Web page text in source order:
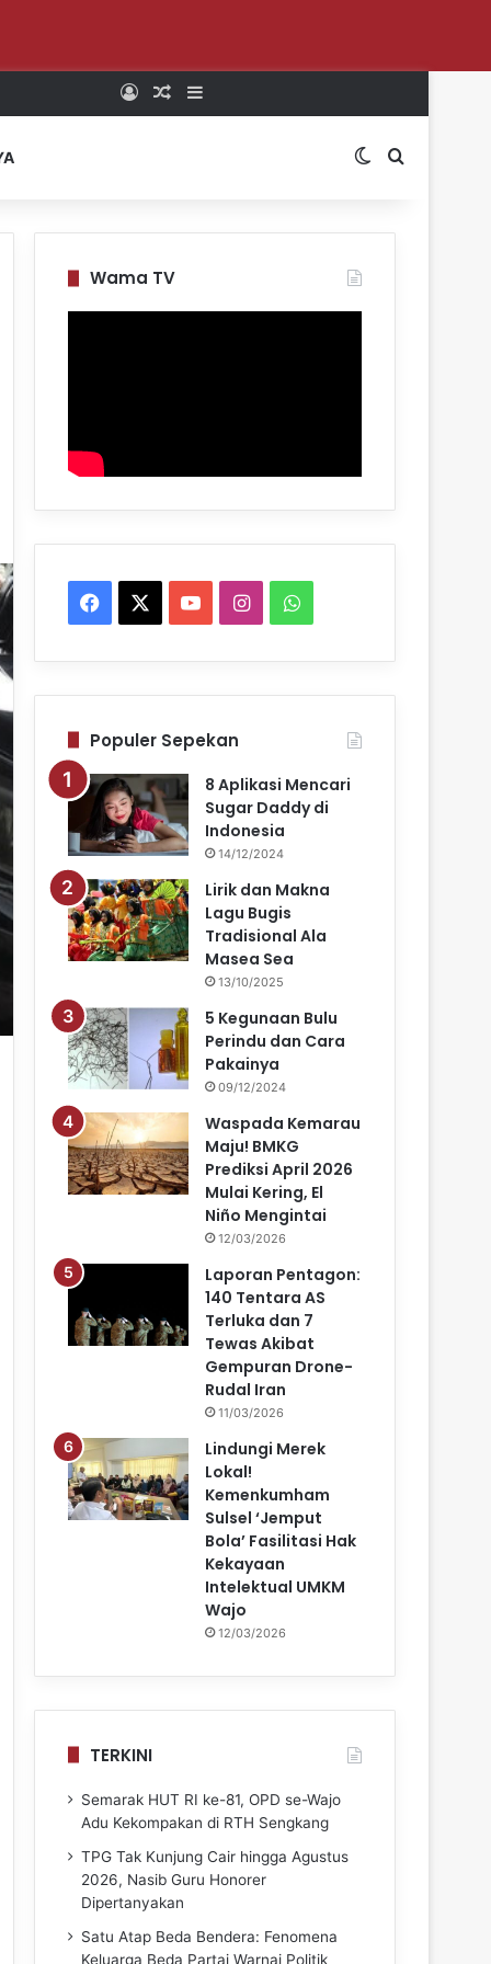
Log InRandom Article
Sidebar
Switch skin
Search for
Wama TV
Facebook YouTubeInstagramWhatsApp
Populer Sepekan
8 Aplikasi Mencari
Sugar Daddy di
Indonesia
14/12/2024
Lirik dan Makna
Lagu Bugis
Tradisional Ala
Masea Sea
13/10/2025
5 Kegunaan Bulu
Perindu dan Cara
Pakainya
09/12/2024
Waspada Kemarau
Maju! BMKG
Prediksi April 2026
Mulai Kering, El
Niño Mengintai
12/03/2026
Laporan Pentagon:
140 Tentara AS
Terluka dan 7
Tewas Akibat
Gempuran Drone-
Rudal Iran
11/03/2026
Lindungi Merek
Lokal!
Kemenkumham
Sulsel ‘Jemput
Bola’ Fasilitasi Hak
Kekayaan
Intelektual UMKM
Wajo
12/03/2026
TERKINI
Semarak HUT RI ke-81, OPD se-Wajo
Adu Kekompakan di RTH Sengkang
TPG Tak Kunjung Cair hingga Agustus
2026, Nasib Guru Honorer
Dipertanyakan
Satu Atap Beda Bendera: Fenomena
Keluarga Beda Partai Warnai Politik